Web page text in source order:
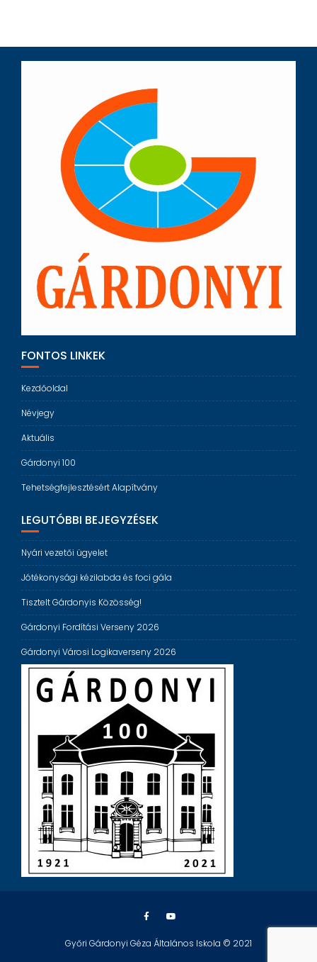
FONTOS LINKEK
Kezdőoldal
Névjegy
Aktuális
Gárdonyi 100
Tehetségfejlesztésért Alapítvány
LEGUTÓBBI BEJEGYZÉSEK
Nyári vezetői ügyelet
Jótékonysági kézilabda és foci gála
Tisztelt Gárdonyis Közösség!
Gárdonyi Fordítási Verseny 2026
Gárdonyi Városi Logikaverseny 2026
Győri Gárdonyi Géza Általános Iskola © 2021